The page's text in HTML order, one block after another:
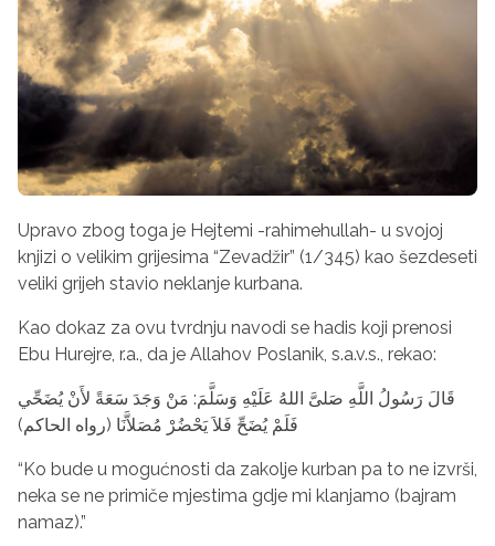
Upravo zbog toga je Hejtemi -rahimehullah- u svojoj
knjizi o velikim grijesima “Zevadžir” (1/345) kao šezdeseti
veliki grijeh stavio neklanje kurbana.
Kao dokaz za ovu tvrdnju navodi se hadis koji prenosi
Ebu Hurejre, r.a., da je Allahov Poslanik, s.a.v.s., rekao:
قَالَ رَسُولُ اللَّهِ صَلىَّ اللهُ عَلَيْهِ وَسَلَّمَ: مَنْ وَجَدَ سَعَةً لأَنْ يُضَحِّي
فَلَمْ يُضَحِّ فَلاَ يَحْضُرْ مُصَلاَّنَا (رواه الحاكم)
“Ko bude u mogućnosti da zakolje kurban pa to ne izvrši,
neka se ne primiče mjestima gdje mi klanjamo (bajram
namaz).”